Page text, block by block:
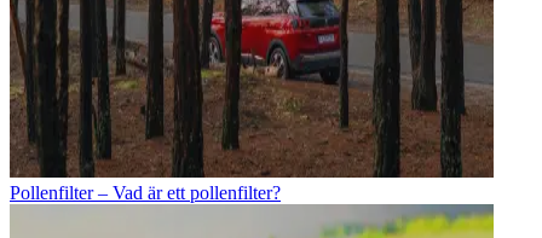
Pollenfilter – Vad är ett pollenfilter?